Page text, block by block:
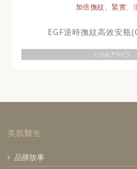
加倍撫紋、緊實、
EGF逆時撫紋高效安瓶
1.5ML*7PCS
美肌醫生
品牌故事